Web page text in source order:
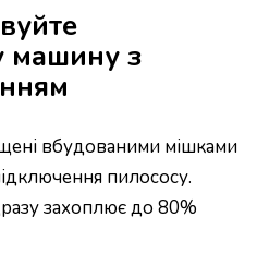
машину з
вбудованими мішками
пилососу.
захоплює до 80%